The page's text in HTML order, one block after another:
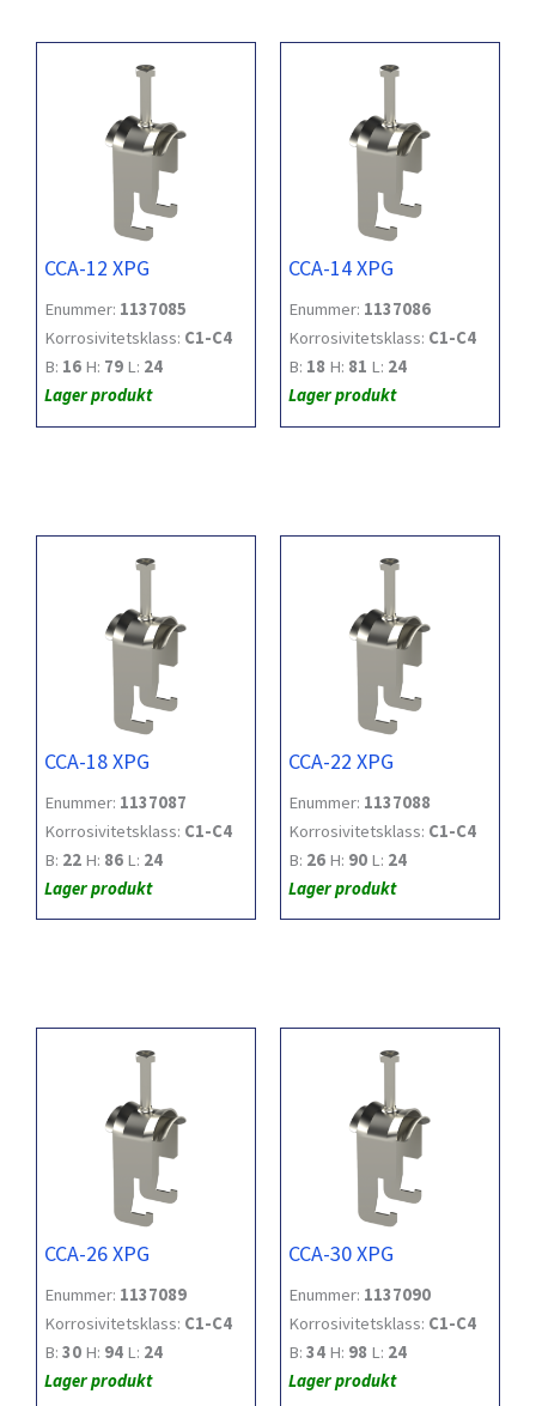
CCA-12 XPG
Enummer: 1137085
Korrosivitetsklass: C1-C4
B: 16 H: 79 L: 24
Lager produkt
CCA-14 XPG
Enummer: 1137086
Korrosivitetsklass: C1-C4
B: 18 H: 81 L: 24
Lager produkt
CCA-18 XPG
Enummer: 1137087
Korrosivitetsklass: C1-C4
B: 22 H: 86 L: 24
Lager produkt
CCA-22 XPG
Enummer: 1137088
Korrosivitetsklass: C1-C4
B: 26 H: 90 L: 24
Lager produkt
CCA-26 XPG
Enummer: 1137089
Korrosivitetsklass: C1-C4
B: 30 H: 94 L: 24
Lager produkt
CCA-30 XPG
Enummer: 1137090
Korrosivitetsklass: C1-C4
B: 34 H: 98 L: 24
Lager produkt